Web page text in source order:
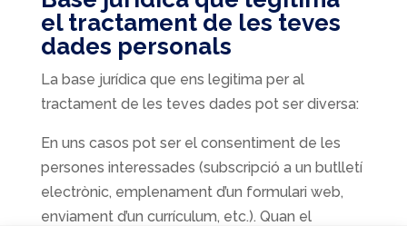
el tractament de les teves
dades personals
La base jurídica que ens legitima per al
tractament de les teves dades pot ser diversa:
En uns casos pot ser el consentiment de les
persones interessades (subscripció a un butlletí
electrònic, emplenament d’un formulari web,
enviament d’un currículum, etc.). Quan el